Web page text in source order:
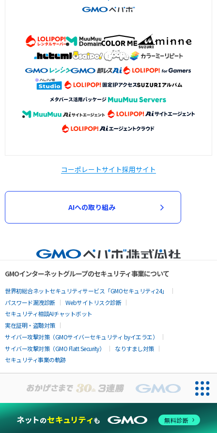
コーポレートサイト採用サイト
AIへの取り組み
GMOインターネットグループのセキュリティ事業について
世界初総合ネットセキュリティサービス「GMOセキュリティ24」
パスワード漏洩診断
Webサイトリスク診断
セキュリティ相談AIチャットボット
実在証明・盗聴対策
サイバー攻撃対策（GMOサイバーセキュリティ byイエラエ）
サイバー攻撃対策（GMO Flatt Security）
なりすまし対策
セキュリティ事業の軌跡
お問い合わせ
無料診断